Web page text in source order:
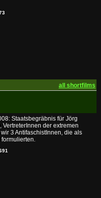
all shortfilms
Staatsbegräbnis für Jörg
der extremen
3 AntifaschistInnen, die als